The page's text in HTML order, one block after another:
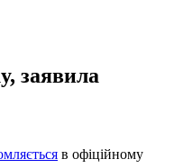
заявила
в офіційному